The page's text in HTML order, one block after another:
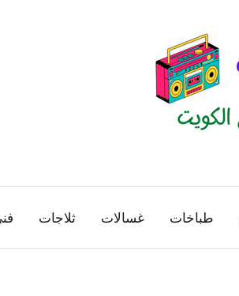
طباخات غسالات ثلاجات